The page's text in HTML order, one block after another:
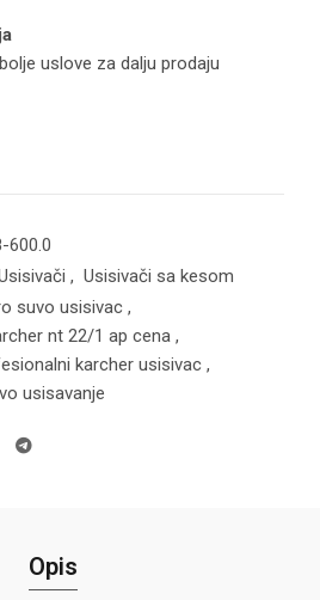
uslove za dalju prodaju
600.0
, Usisivači sa kesom
suvo usisivac ,
nt 22/1 ap cena ,
karcher usisivac ,
usisavanje
Opis